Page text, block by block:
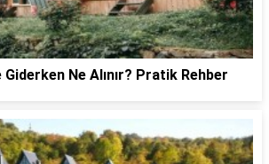
Giderken Ne Alınır? Pratik Rehber